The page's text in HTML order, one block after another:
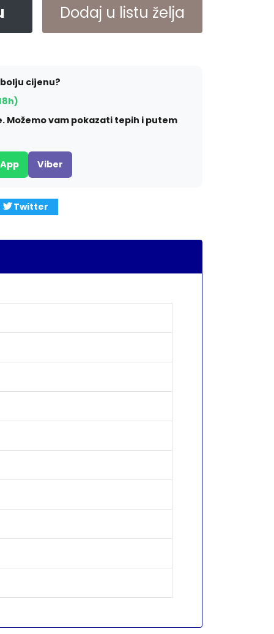
Dodaj u listu želja
cijenu?
Možemo vam pokazati tepih i putem
Viber
Twitter